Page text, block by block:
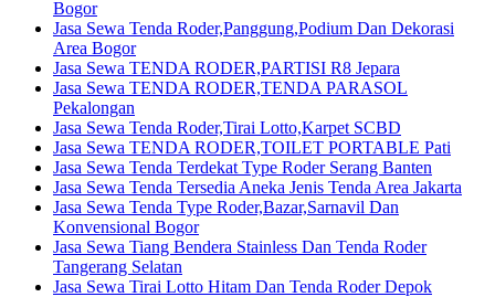
Bogor
Jasa Sewa Tenda Roder,Panggung,Podium Dan Dekorasi
Area Bogor
Jasa Sewa TENDA RODER,PARTISI R8 Jepara
Jasa Sewa TENDA RODER,TENDA PARASOL
Pekalongan
Jasa Sewa Tenda Roder,Tirai Lotto,Karpet SCBD
Jasa Sewa TENDA RODER,TOILET PORTABLE Pati
Jasa Sewa Tenda Terdekat Type Roder Serang Banten
Jasa Sewa Tenda Tersedia Aneka Jenis Tenda Area Jakarta
Jasa Sewa Tenda Type Roder,Bazar,Sarnavil Dan
Konvensional Bogor
Jasa Sewa Tiang Bendera Stainless Dan Tenda Roder
Tangerang Selatan
Jasa Sewa Tirai Lotto Hitam Dan Tenda Roder Depok